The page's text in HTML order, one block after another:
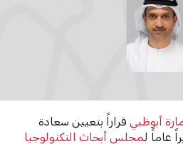
أبوظبي قراراً بتعيين سعادة
ل مجلس أبحاث التكنولوجيا